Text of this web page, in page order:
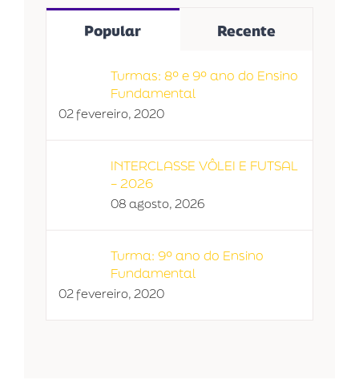
Popular Recente
Turmas: 8º e 9º ano do Ensino
Fundamental
02 fevereiro, 2020
INTERCLASSE VÔLEI E FUTSAL
– 2026
08 agosto, 2026
Turma: 9º ano do Ensino
Fundamental
02 fevereiro, 2020